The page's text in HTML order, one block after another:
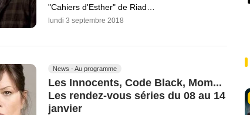
"Cahiers d'Esther" de Riad…
lundi 3 septembre 2018
News - Au programme
Les Innocents, Code Black, Mom...
Les rendez-vous séries du 08 au 14
janvier